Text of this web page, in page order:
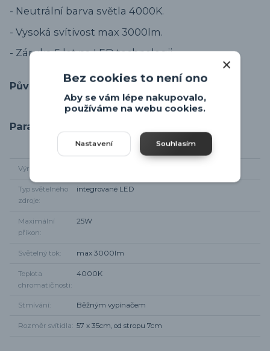
- Neutrální barva světla 4000K.
- Vysoká svítivost max 3000lm.
- Záruka 5 let na LED technologii.
Původ zboží
Parametry
Výrobce
Typ světelného
zdroje
integrované LED
Maximální
příkon
25W
Světelný tok max 3000lm
Teplota
chromatičnosti
4000K
Stmívání Běžným vypínačem
Rozměr svítidla 57 x 35cm, od stropu 7cm
Bez cookies to není ono
Aby se vám lépe nakupovalo,
používáme na webu cookies.
Nastavení Souhlasím